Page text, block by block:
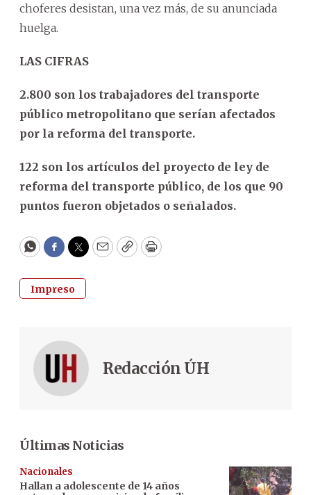
choferes desistan, una vez más, de su anunciada
huelga.
LAS CIFRAS
2.800 son los trabajadores del transporte
público metropolitano que serían afectados
por la reforma del transporte.
122 son los artículos del proyecto de ley de
reforma del transporte público, de los que 90
puntos fueron objetados o señalados.
WhatsApp
Facebook
Twitter
EmailCopyPrint
Impreso
Redacción ÚH
Últimas Noticias
Nacionales
Hallan a adolescente de 14 años